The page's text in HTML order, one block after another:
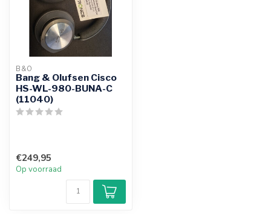
B&O
Bang & Olufsen Cisco
HS-WL-980-BUNA-C
(11040)
€249,95
Op voorraad